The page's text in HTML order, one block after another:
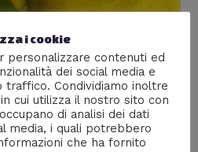
–
i cookie
personalizzare contenuti ed
dei social media e
traffico. Condividiamo inoltre
cui utilizza il nostro sito con
di analisi dei dati
media, i quali potrebbero
che ha fornito